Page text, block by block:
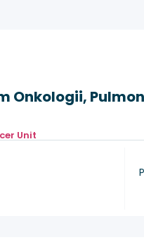
Onkologii,
Unit